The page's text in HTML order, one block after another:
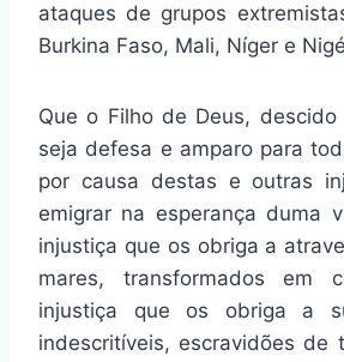
ataques de grupos
Burkina Faso, Mali, Níger e
Que o Filho de Deus,
seja defesa e amparo para
por causa destas e outras
emigrar na esperança duma
injustiça que os obriga a
mares, transformados em
injustiça que os obriga a
indescritíveis, escravidões de